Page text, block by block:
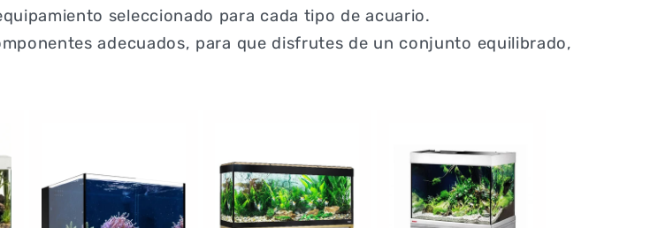
seleccionado para cada tipo de acuario.
adecuados, para que disfrutes de un conjunto equilibrado,